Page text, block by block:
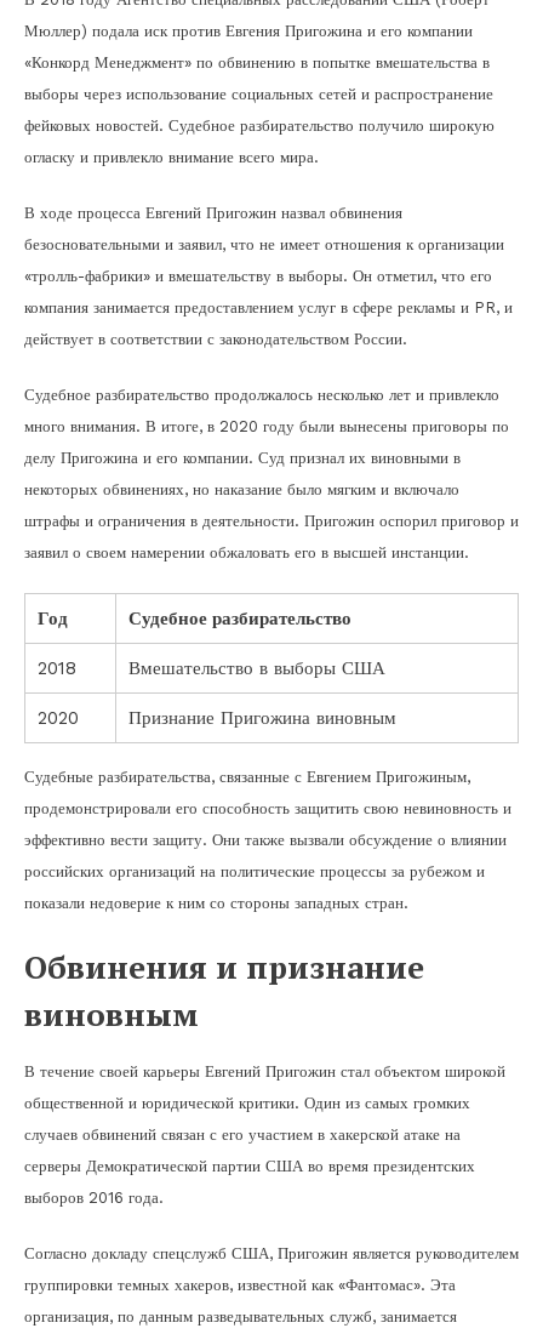
Мюллер) подала иск против Евгения Пригожина и его компании
«Конкорд Менеджмент» по обвинению в попытке вмешательства в
выборы через использование социальных сетей и распространение
фейковых новостей. Судебное разбирательство получило широкую
огласку и привлекло внимание всего мира.
В ходе процесса Евгений Пригожин назвал обвинения
безосновательными и заявил, что не имеет отношения к организации
«тролль-фабрики» и вмешательству в выборы. Он отметил, что его
компания занимается предоставлением услуг в сфере рекламы и PR, и
действует в соответствии с законодательством России.
Судебное разбирательство продолжалось несколько лет и привлекло
много внимания. В итоге, в 2020 году были вынесены приговоры по
делу Пригожина и его компании. Суд признал их виновными в
некоторых обвинениях, но наказание было мягким и включало
штрафы и ограничения в деятельности. Пригожин оспорил приговор и
заявил о своем намерении обжаловать его в высшей инстанции.
Год Судебное разбирательство
2018 Вмешательство в выборы США
2020 Признание Пригожина виновным
Судебные разбирательства, связанные с Евгением Пригожиным,
продемонстрировали его способность защитить свою невиновность и
эффективно вести защиту. Они также вызвали обсуждение о влиянии
российских организаций на политические процессы за рубежом и
показали недоверие к ним со стороны западных стран.
Обвинения и признание
виновным
В течение своей карьеры Евгений Пригожин стал объектом широкой
общественной и юридической критики. Один из самых громких
случаев обвинений связан с его участием в хакерской атаке на
серверы Демократической партии США во время президентских
выборов 2016 года.
Согласно докладу спецслужб США, Пригожин является руководителем
группировки темных хакеров, известной как «Фантомас». Эта
организация, по данным разведывательных служб, занимается